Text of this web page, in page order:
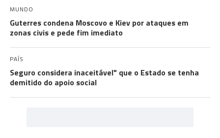
MUNDO
Guterres condena Moscovo e Kiev por ataques em
zonas civis e pede fim imediato
PAÍS
Seguro considera inaceitável" que o Estado se tenha
demitido do apoio social